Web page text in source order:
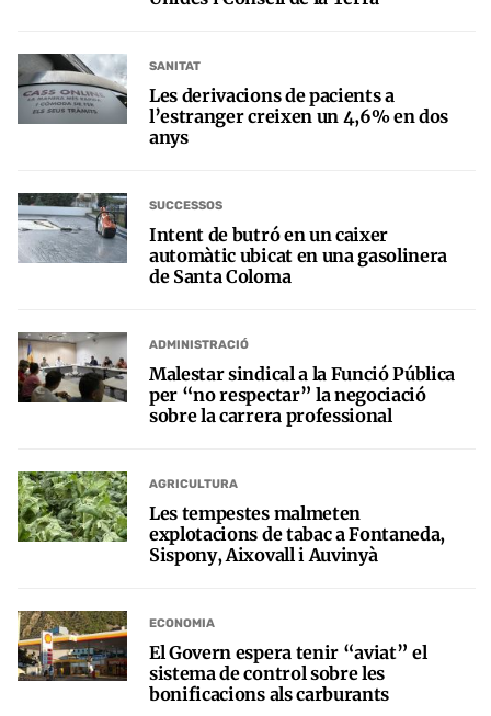
SANITAT
Les derivacions de pacients a
l’estranger creixen un 4,6% en dos
anys
SUCCESSOS
Intent de butró en un caixer
automàtic ubicat en una gasolinera
de Santa Coloma
ADMINISTRACIÓ
Malestar sindical a la Funció Pública
per “no respectar” la negociació
sobre la carrera professional
AGRICULTURA
Les tempestes malmeten
explotacions de tabac a Fontaneda,
Sispony, Aixovall i Auvinyà
ECONOMIA
El Govern espera tenir “aviat” el
sistema de control sobre les
bonificacions als carburants